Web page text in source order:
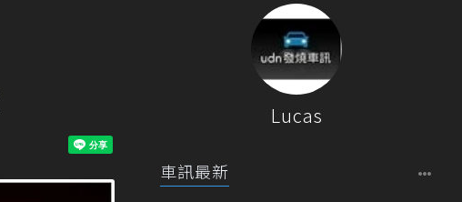
Lucas
車訊最新